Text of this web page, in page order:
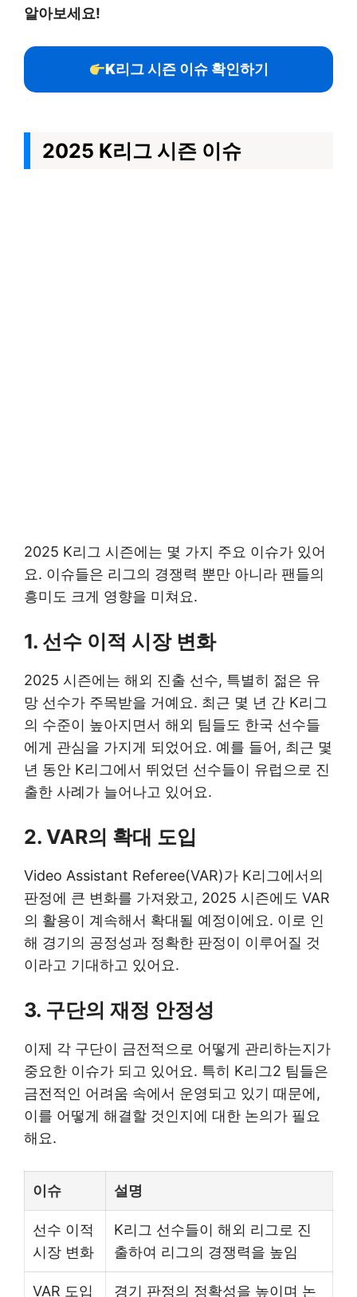
알아보세요!
K리그 시즌 이슈 확인하기
2025 K리그 시즌 이슈
2025 K리그 시즌에는 몇 가지 주요 이슈가 있어
요. 이슈들은 리그의 경쟁력 뿐만 아니라 팬들의
흥미도 크게 영향을 미쳐요.
1. 선수 이적 시장 변화
2025 시즌에는 해외 진출 선수, 특별히 젊은 유
망 선수가 주목받을 거예요. 최근 몇 년 간 K리그
의 수준이 높아지면서 해외 팀들도 한국 선수들
에게 관심을 가지게 되었어요. 예를 들어, 최근 몇
년 동안 K리그에서 뛰었던 선수들이 유럽으로 진
출한 사례가 늘어나고 있어요.
2. VAR의 확대 도입
Video Assistant Referee(VAR)가 K리그에서의
판정에 큰 변화를 가져왔고, 2025 시즌에도 VAR
의 활용이 계속해서 확대될 예정이에요. 이로 인
해 경기의 공정성과 정확한 판정이 이루어질 것
이라고 기대하고 있어요.
3. 구단의 재정 안정성
이제 각 구단이 금전적으로 어떻게 관리하는지가
중요한 이슈가 되고 있어요. 특히 K리그2 팀들은
금전적인 어려움 속에서 운영되고 있기 때문에,
이를 어떻게 해결할 것인지에 대한 논의가 필요
해요.
이슈 설명
선수 이적
시장 변화
K리그 선수들이 해외 리그로 진
출하여 리그의 경쟁력을 높임
VAR 도입
경기 판정의 정확성을 높이며 논